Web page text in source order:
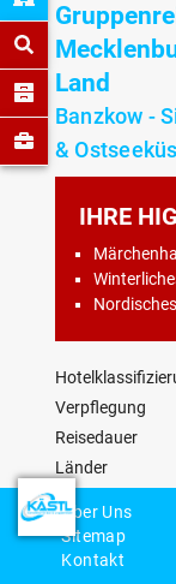
Land
Banzkow -
&
IHRE
Verpflegung
Reisedauer
Länder
Kategorie
Reisecode
Über Uns
Sitemap
Kontakt